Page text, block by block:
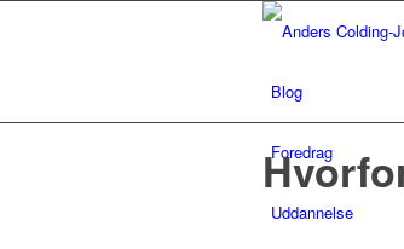
Blog
Foredrag
Uddannelse